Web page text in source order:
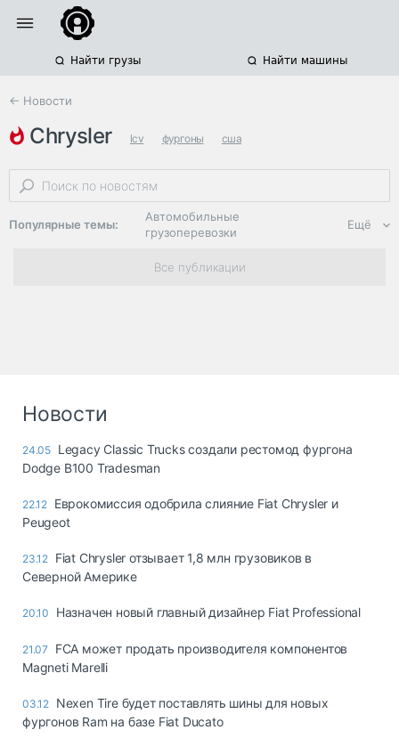
Найти грузы Найти машины
← Новости
chrysler lcv фургоны сша
Популярные темы:
Автомобильные
грузоперевозки
Региональная
логистика
опасные грузы
страхование
Склады и
Коммерческий
Автосервис,
запчасти, шины
Ещё
Все публикации
Новости
24.05 Legacy Classic Trucks создали рестомод фургона
Dodge B100 Tradesman
22.12 Еврокомиссия одобрила слияние Fiat Chrysler и
Peugeot
23.12 Fiat Chrysler отзывает 1,8 млн грузовиков в
Северной Америке
20.10 Назначен новый главный дизайнер Fiat Professional
21.07
FCA может продать производителя компонентов
Magneti Marelli
03.12 Nexen Tire будет поставлять шины для новых
фургонов Ram на базе Fiat Ducato